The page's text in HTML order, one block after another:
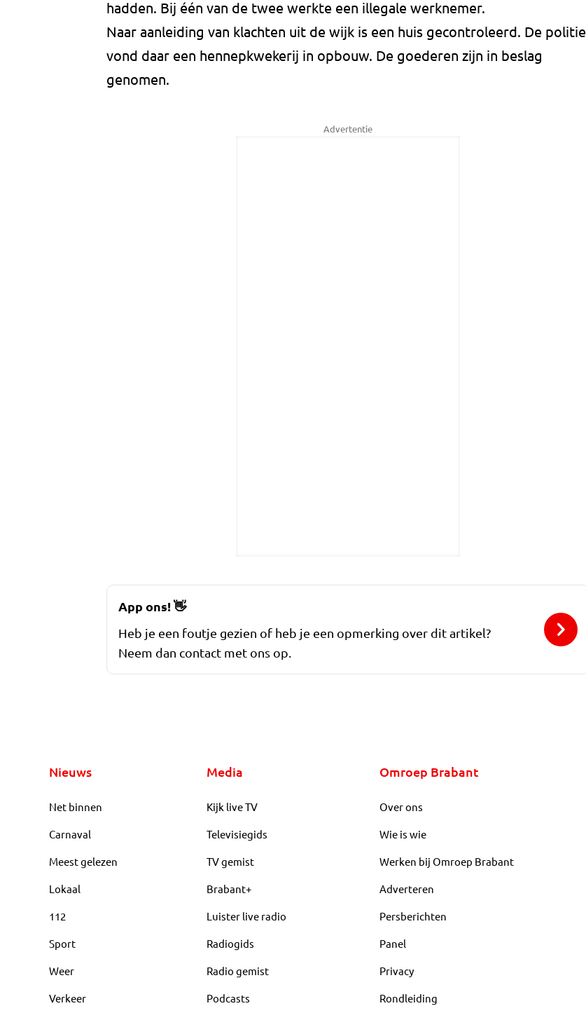
hadden. Bij één van de twee werkte een illegale werknemer.
Naar aanleiding van klachten uit de wijk is een huis gecontroleerd. De politie
vond daar een hennepkwekerij in opbouw. De goederen zijn in beslag
genomen.
Advertentie
App ons!👋
Heb je een foutje gezien of heb je een opmerking over dit artikel?
Neem dan contact met ons op.
Nieuws
Net binnen
Carnaval
Meest gelezen
Lokaal
112
Sport
Weer
Verkeer
Media
Kijk live TV
Televisiegids
TV gemist
Brabant+
Luister live radio
Radiogids
Radio gemist
Podcasts
Omroep Brabant
Over ons
Wie is wie
Werken bij Omroep Brabant
Adverteren
Persberichten
Panel
Privacy
Rondleiding